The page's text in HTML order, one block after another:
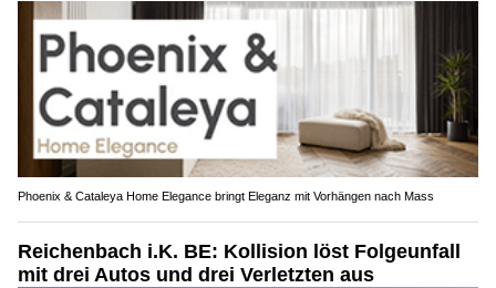
Phoenix & Cataleya Home Elegance bringt Eleganz mit Vorhängen nach Mass
Reichenbach i.K. BE: Kollision löst Folgeunfall
mit drei Autos und drei Verletzten aus